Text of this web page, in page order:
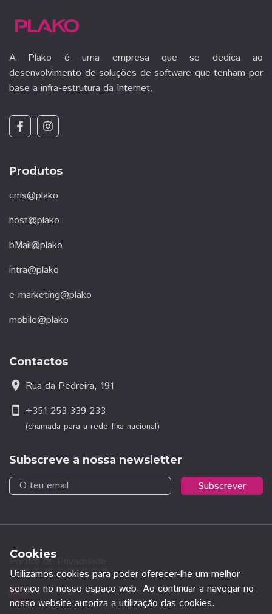
A Plako é uma empresa que se dedica ao
desenvolvimento de soluções de software que tenham por
base a infra-estrutura da Internet.
Produtos
cms@plako
host@plako
bMail@plako
intra@plako
e-marketing@plako
mobile@plako
Contactos
location_on Rua da Pedreira, 191
smartphone +351 253 339 233
(chamada para a rede fixa nacional)
Subscreve a nossa newsletter
O teu email Subscrever
Política de Privacidade
Cookies
Utilizamos cookies para poder oferecer-lhe um melhor
serviço no nosso espaço web. Ao continuar a navegar no
nosso website autoriza a utilização das cookies.